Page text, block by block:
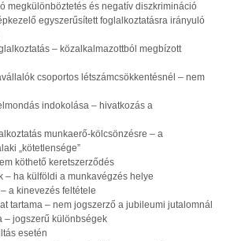
megkülönböztetés és negatív diszkrimináció
egyszerűsített foglalkoztatásra irányuló
– közalkalmazottból megbízott
csoportos létszámcsökkentésnél – nem
indokolása – hivatkozás a
munkaerő-kölcsönzésre – a
„kötetlensége”
köthető keretszerződés
– ha külföldi a munkavégzés helye
a kinevezés feltétele
tartama – nem jogszerző a jubileumi jutalomnál
– jogszerű különbségek
esetén